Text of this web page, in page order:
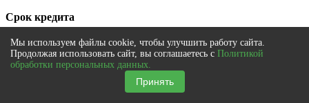
Срок кредита
На 1 год
На 1 месяц
На 10 лет
Мы используем файлы cookie, чтобы улучшить работу сайта.
Продолжая использовать сайт, вы соглашаетесь с Политикой
обработки персональных данных.
Принять